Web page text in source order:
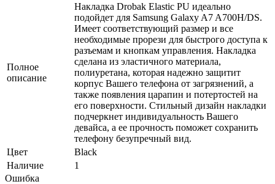
Полное
описание
Накладка Drobak Elastic PU идеально
подойдет для Samsung Galaxy A7 A700H/DS.
Имеет соответствующий размер и все
необходимые прорези для быстрого доступа к
разъемам и кнопкам управления. Накладка
сделана из эластичного материала,
полиуретана, которая надежно защитит
корпус Вашего телефона от загрязнений, а
также появления царапин и потертостей на
его поверхности. Стильный дизайн накладки
подчеркнет индивидуальность Вашего
девайса, а ее прочность поможет сохранить
телефону безупречный вид.
Цвет
Black
Наличие
1
Ошибка